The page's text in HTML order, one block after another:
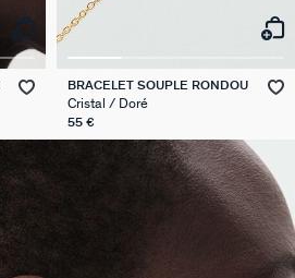
BRACELET SOUPLE RONDOU
Cristal / Doré
55 €